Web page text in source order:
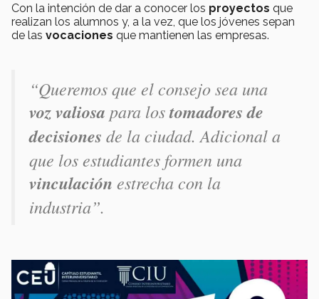
Con la intención de dar a conocer los proyectos que
realizan los alumnos y, a la vez, que los jóvenes sepan
de las vocaciones que mantienen las empresas.
“Queremos que el consejo sea una
vozvaliosa para lostomadores de
decisiones de la ciudad. Adicional a
que los estudiantes formen una
vinculación estrecha con la
industria”.